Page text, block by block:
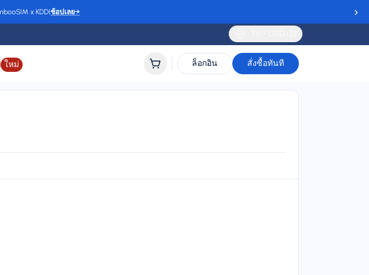
x KDDIช้อปเลย→ ›
ใหม่ ล็อกอิน สั่งซื้อทันที
สตาเทียส และซาบา